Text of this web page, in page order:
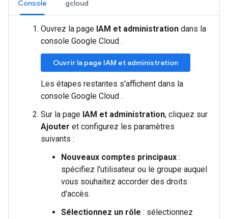
Console gcloud
Ouvrez la page IAM et administration dans la
console Google Cloud .
Ouvrir la page IAM et administration
Les étapes restantes s'affichent dans la
console Google Cloud .
Sur la page IAM et administration, cliquez sur
Ajouter et configurez les paramètres
suivants :
Nouveaux comptes principaux :
spécifiez l'utilisateur ou le groupe auquel
vous souhaitez accorder des droits
d'accès.
Sélectionnez un rôle : sélectionnez